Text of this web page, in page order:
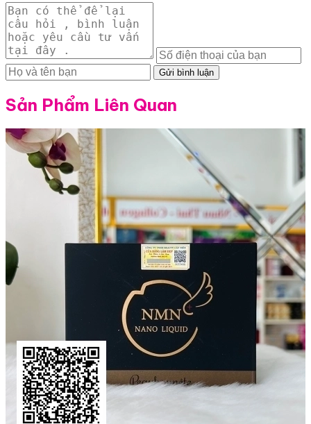
Gửi bình luận
Sản Phẩm Liên Quan